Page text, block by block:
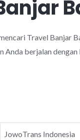
Travel Banjar
Anda berjalan
JowoTrans Indonesia